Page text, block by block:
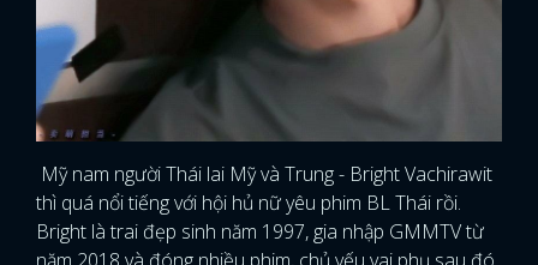
Mỹ nam người Thái lai Mỹ và Trung - Bright Vachirawit
thì quá nổi tiếng với hội hủ nữ yêu phim BL Thái rồi.
Bright là trai đẹp sinh năm 1997, gia nhập GMMTV từ